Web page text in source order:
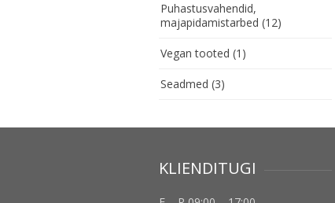
Puhastusvahendid,
majapidamistarbed (12)
Vegan tooted (1)
Seadmed (3)
KLIENDITUGI